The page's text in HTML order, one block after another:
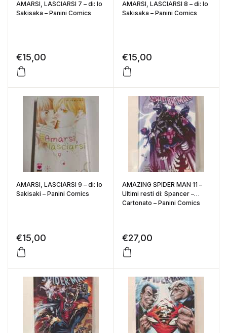
AMARSI, LASCIARSI 7 – di: Io
Sakisaka – Panini Comics
€15,00
AMARSI, LASCIARSI 8 – di: Io
Sakisaka – Panini Comics
€15,00
AMARSI, LASCIARSI 9 – di: Io
Sakisaki – Panini Comics
€15,00
AMAZING SPIDER MAN 11 –
Ultimi resti di: Spancer –
Cartonato – Panini Comics
€27,00